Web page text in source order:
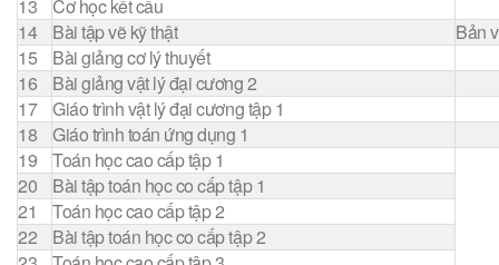
13
Cơ học kết cấu
14
Bài tập vẽ kỹ thật
Bản
15
Bài giảng cơ lý thuyết
16
Bài giảng vật lý đại cương 2
17
Giáo trình vật lý đại cương tập 1
18
Giáo trình toán ứng dụng 1
19
Toán học cao cấp tập 1
20
Bài tập toán học co cấp tập 1
21
Toán học cao cấp tập 2
22
Bài tập toán học co cấp tập 2